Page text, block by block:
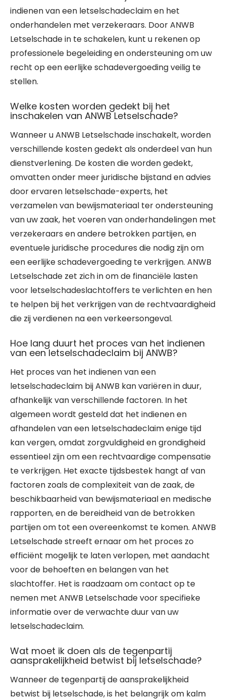
indienen van een letselschadeclaim en het
onderhandelen met verzekeraars. Door ANWB
Letselschade in te schakelen, kunt u rekenen op
professionele begeleiding en ondersteuning om uw
recht op een eerlijke schadevergoeding veilig te
stellen.
Welke kosten worden gedekt bij het
inschakelen van ANWB Letselschade?
Wanneer u ANWB Letselschade inschakelt, worden
verschillende kosten gedekt als onderdeel van hun
dienstverlening. De kosten die worden gedekt,
omvatten onder meer juridische bijstand en advies
door ervaren letselschade-experts, het
verzamelen van bewijsmateriaal ter ondersteuning
van uw zaak, het voeren van onderhandelingen met
verzekeraars en andere betrokken partijen, en
eventuele juridische procedures die nodig zijn om
een eerlijke schadevergoeding te verkrijgen. ANWB
Letselschade zet zich in om de financiële lasten
voor letselschadeslachtoffers te verlichten en hen
te helpen bij het verkrijgen van de rechtvaardigheid
die zij verdienen na een verkeersongeval.
Hoe lang duurt het proces van het indienen
van een letselschadeclaim bij ANWB?
Het proces van het indienen van een
letselschadeclaim bij ANWB kan variëren in duur,
afhankelijk van verschillende factoren. In het
algemeen wordt gesteld dat het indienen en
afhandelen van een letselschadeclaim enige tijd
kan vergen, omdat zorgvuldigheid en grondigheid
essentieel zijn om een rechtvaardige compensatie
te verkrijgen. Het exacte tijdsbestek hangt af van
factoren zoals de complexiteit van de zaak, de
beschikbaarheid van bewijsmateriaal en medische
rapporten, en de bereidheid van de betrokken
partijen om tot een overeenkomst te komen. ANWB
Letselschade streeft ernaar om het proces zo
efficiënt mogelijk te laten verlopen, met aandacht
voor de behoeften en belangen van het
slachtoffer. Het is raadzaam om contact op te
nemen met ANWB Letselschade voor specifieke
informatie over de verwachte duur van uw
letselschadeclaim.
Wat moet ik doen als de tegenpartij
aansprakelijkheid betwist bij letselschade?
Wanneer de tegenpartij de aansprakelijkheid
betwist bij letselschade, is het belangrijk om kalm